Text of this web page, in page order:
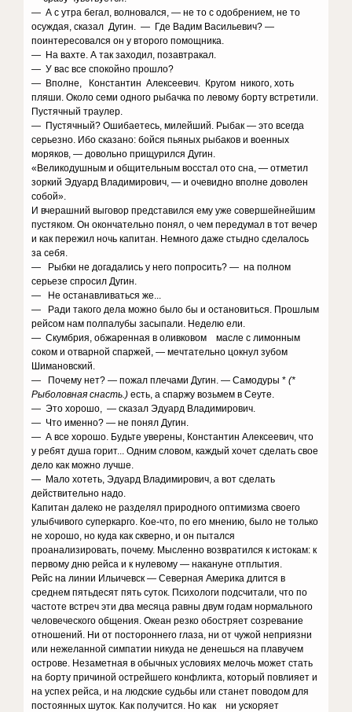
— А с утра бегал, волновался, — не то с одобрением, не то
осуждая, сказал Дугин. — Где Вадим Васильевич? —
поинтересовался он у второго помощника.
— На вахте. А так заходил, позавтракал.
— У вас все спокойно прошло?
— Вполне, Константин Алексеевич. Кругом никого, хоть
пляши. Около семи одного рыбачка по левому борту встретили.
Пустячный траулер.
— Пустячный? Ошибаетесь, милейший. Рыбак — это всегда
серьезно. Ибо сказано: бойся пьяных рыбаков и военных
моряков, — довольно прищурился Дугин.
«Великодушным и общительным восстал ото сна, — отметил
зоркий Эдуард Владимирович, — и очевидно вполне доволен
собой».
И вчерашний выговор представился ему уже совершейнейшим
пустяком. Он окончательно понял, о чем передумал в тот вечер
и как пережил ночь капитан. Немного даже стыдно сделалось
за себя.
— Рыбки не догадались у него попросить? — на полном
серьезе спросил Дугин.
— Не останавливаться же...
— Ради такого дела можно было бы и остановиться. Прошлым
рейсом нам полпалубы засыпали. Неделю ели.
— Скумбрия, обжаренная в оливковом масле с лимонным
соком и отварной спаржей, — мечтательно цокнул зубом
Шимановский.
— Почему нет? — пожал плечами Дугин. — Самодуры *(*
Рыболовная снасть.)есть, а спаржу возьмем в Сеуте.
— Это хорошо, — сказал Эдуард Владимирович.
— Что именно? — не понял Дугин.
— А все хорошо. Будьте уверены, Константин Алексеевич, что
у ребят душа горит... Одним словом, каждый хочет сделать свое
дело как можно лучше.
— Мало хотеть, Эдуард Владимирович, а вот сделать
действительно надо.
Капитан далеко не разделял природного оптимизма своего
улыбчивого суперкарго. Кое-что, по его мнению, было не только
не хорошо, но куда как скверно, и он пытался
проанализировать, почему. Мысленно возвратился к истокам: к
первому дню рейса и к нулевому — накануне отплытия.
Рейс на линии Ильичевск — Северная Америка длится в
среднем пятьдесят пять суток. Психологи подсчитали, что по
частоте встреч эти два месяца равны двум годам нормального
человеческого общения. Океан резко обостряет созревание
отношений. Ни от постороннего глаза, ни от чужой неприязни
или нежеланной симпатии никуда не денешься на плавучем
острове. Незаметная в обычных условиях мелочь может стать
на борту причиной острейшего конфликта, который повлияет и
на успех рейса, и на людские судьбы или станет поводом для
постоянных шуток. Как получится. Но как ни ускоряет